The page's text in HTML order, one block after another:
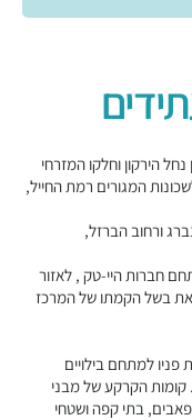
הירקון וחלקו המזרחי
המגורים רמת החייל,
ורחוב הברזל,
חברות היי-טק , לאזור
בשל הקמתו של המרכז
למתחם בילויים
הקרקע של מבני
בתי קפה ושטחי